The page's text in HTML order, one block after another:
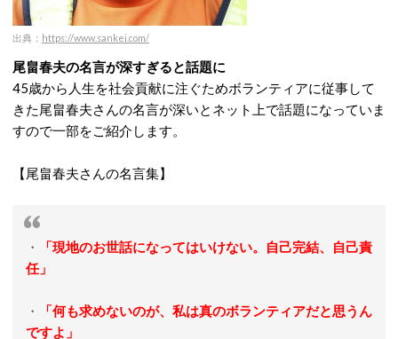
出典： https://www.sankei.com/
尾畠春夫の名言が深すぎると話題に
45歳から人生を社会貢献に注ぐためボランティアに従事して
きた尾畠春夫さんの名言が深いとネット上で話題になっていま
すので一部をご紹介します。
【尾畠春夫さんの名言集】
・
「現地のお世話になってはいけない。自己完結、自己責
任」
・
「何も求めないのが、私は真のボランティアだと思うん
ですよ」